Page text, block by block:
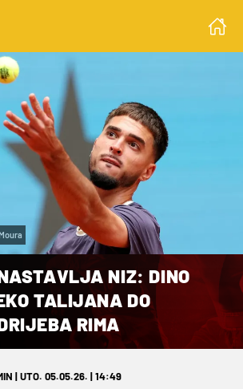
NIZ: DINO
TALIJANA DO
RIMA
| UTO. 05.05.26. | 14:49